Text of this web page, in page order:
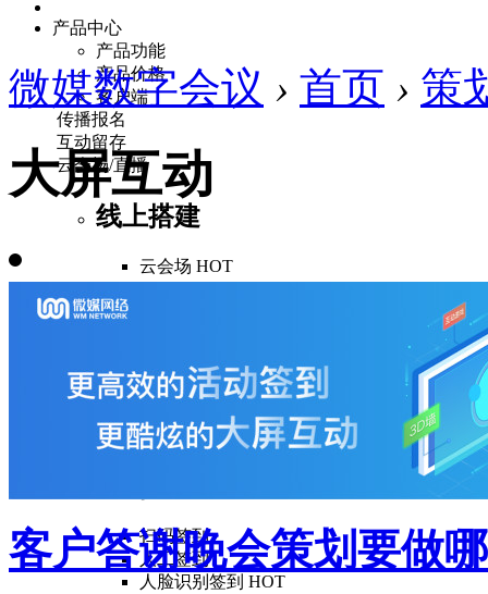
产品中心
产品功能
产品价格
客户端
传播报名
互动留存
云会场/直播
线上搭建
云会场 HOT
报名推广
活动报名
传播海报
传播裂变
扫码签到
人工签到
人脸识别签到 HOT
微媒数字会议 › 首页 › 策
大屏互动
客户答谢晚会策划要做